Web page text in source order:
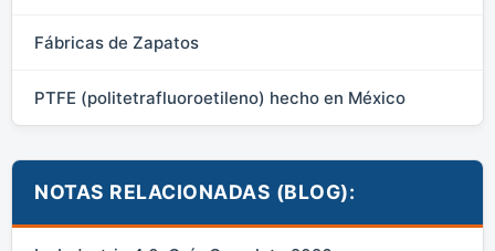
Fábricas de Zapatos
PTFE (politetrafluoroetileno) hecho en México
NOTAS RELACIONADAS (BLOG):